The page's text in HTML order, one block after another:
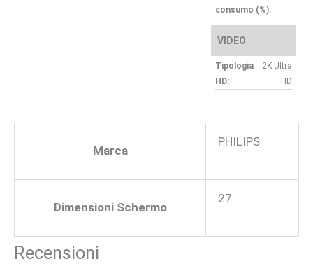
consumo (%):
VIDEO
Tipologia
HD:
2K Ultra
HD
Marca
PHILIPS
Dimensioni Schermo
27
Recensioni